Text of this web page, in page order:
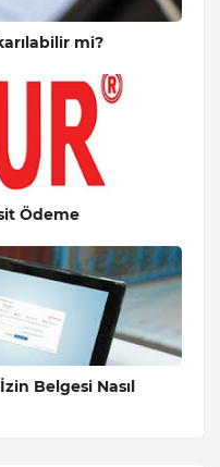
mi?
Ödeme
Belgesi Nasıl